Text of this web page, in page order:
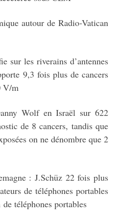
autour de Radio-Vatican
sur les riverains d’antennes
9,3 fois plus de cancers
V/m
Wolf en Israël sur 622
de 8 cancers, tandis que
on ne dénombre que 2
: J.Schüz 22 fois plus
de téléphones portables
téléphones portables